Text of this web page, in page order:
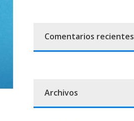
Comentarios recientes
Archivos